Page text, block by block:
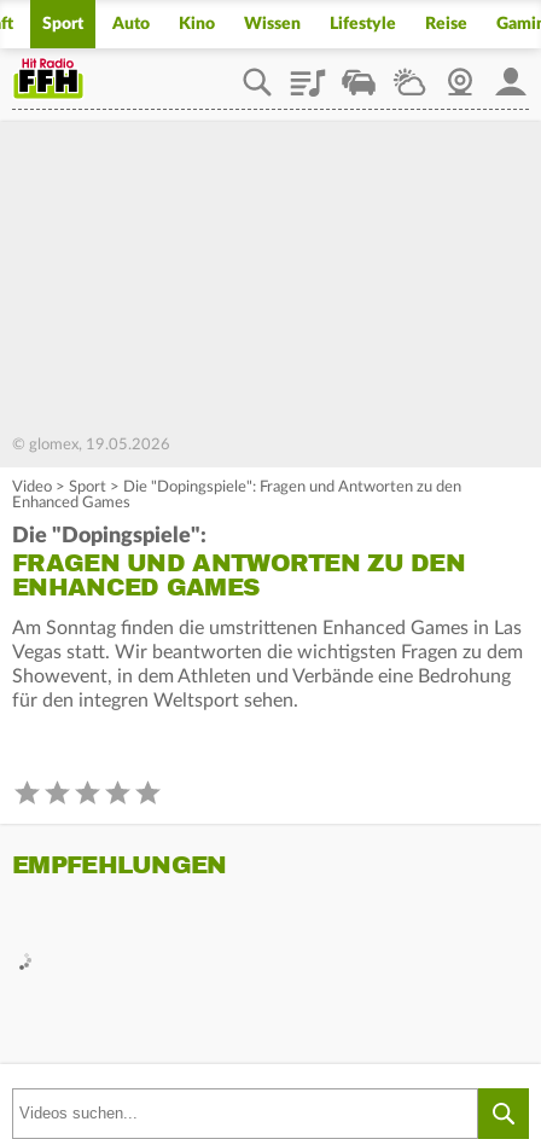
Sport Auto Kino Wissen Lifestyle Reise
PlaylistStaupilotWetterWebcam
© glomex, 19.05.2026
Video > Sport > Die "Dopingspiele": Fragen und Antworten zu den
Enhanced Games
Die "Dopingspiele":
FRAGEN UND ANTWORTEN ZU DEN
ENHANCED GAMES
Am Sonntag finden die umstrittenen Enhanced Games in Las
Vegas statt. Wir beantworten die wichtigsten Fragen zu dem
Showevent, in dem Athleten und Verbände eine Bedrohung
für den integren Weltsport sehen.
EMPFEHLUNGEN